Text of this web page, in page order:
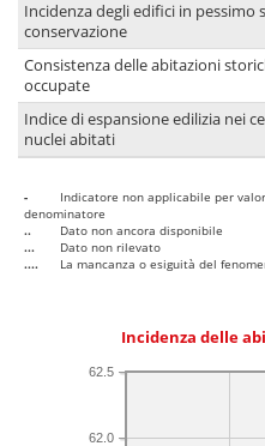
Incidenza degli edifici in pessimo
conservazione
Consistenza delle abitazioni
occupate
Indice di espansione edilizia nei
nuclei abitati
-
Indicatore non applicabile per
denominatore
..
Dato non ancora disponibile
...
Dato non rilevato
....
La mancanza o esiguità del
Incidenza delle
62.0
62.5